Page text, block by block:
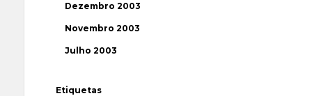
Dezembro 2003
Novembro 2003
Julho 2003
Etiquetas